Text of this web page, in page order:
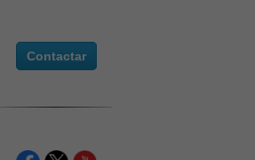
Contactar